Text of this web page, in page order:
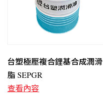
台塑極壓複合鋰基合成潤滑
脂 SEPGR
查看內容